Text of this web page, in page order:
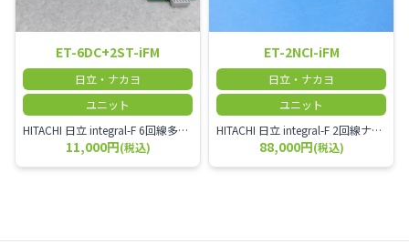
ET-6DC+2ST-iFM
日立・ナカヨ
ユニット
HITACHI 日立 integral-F 6回線多機能電話機+2回線単体電話機ユニット
11,000円(税込)
ET-2NCI-iFM
日立・ナカヨ
ユニット
HITACHI 日立 integral-F 2回線ナースコールユニット
88,000円(税込)